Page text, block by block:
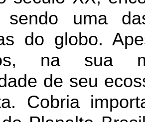
sendo uma
do globo.
na sua
de seu
Cobria